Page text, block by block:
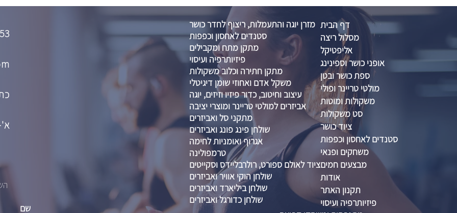
א'-ה' 08:00-
מזרן יוגה והתעמלות, ריצוף לחדר כושר
סטנדים לאחסון וכפפות
מתקן מתח ומקבילים
פיזיותרפיה ועיסוי
מתקן חתירה וכלוב משקולות
משקל אדם ואחוזי שומן דיגיטלי
עיצוב וחיטוב, כדור פיזיו וזיזים, יוגה
אביזרים למולטי טריינר ומוצרי יציבה
מתקני סל ואביזרים
שולחן פינג פונג ואביזרים
אגרוף ואומניות לחימה
טרמפולינה
ציוד לאולם ספורט, רולרבליידס וסקייטים
שולחן הוקי אוויר ואביזרים
שולחן ביליארד ואביזרים
שולחן כדורגל ואביזרים
דף הבית
מסלול ריצה
אליפטיקל
אופני כושר וספינינג
ספת כושר ובטן
מולטי טריינר ופולי
משקולות ומוטות
סט משקולות
ציוד כושר
סטנדים לאחסון וכפפות
משחקים ופנאי
מבצעים חמים
אודות
תקנון האתר
פיזיותרפיה ועיסוי